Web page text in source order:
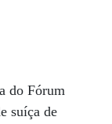
do Fórum
suíça de